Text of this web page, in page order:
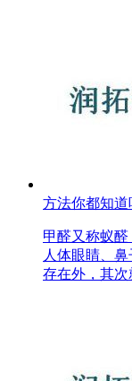
方法你都知道
甲醛又称蚁
人体眼睛、
存在外，其次